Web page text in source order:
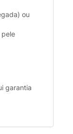
ou
pele
garantia